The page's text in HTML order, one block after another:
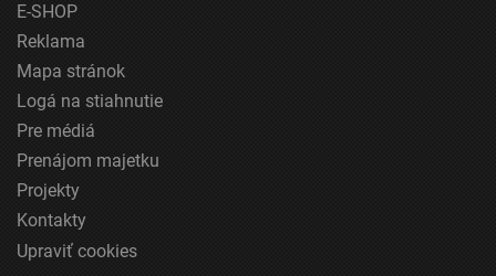
E-SHOP
Reklama
Mapa stránok
Logá na stiahnutie
Pre médiá
Prenájom majetku
Projekty
Kontakty
Upraviť cookies